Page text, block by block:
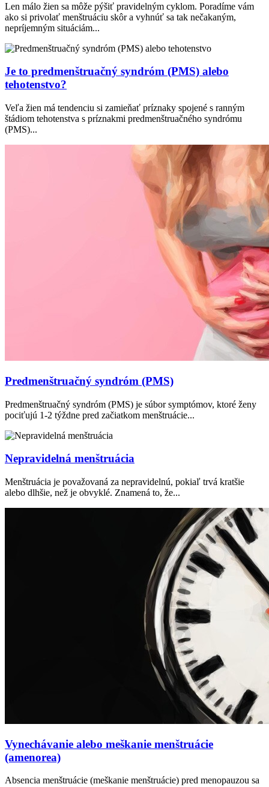
Len málo žien sa môže pýšiť pravidelným cyklom. Poradíme vám
ako si privolať menštruáciu skôr a vyhnúť sa tak nečakaným,
nepríjemným situáciám...
Je to predmenštruačný syndróm (PMS) alebo
tehotenstvo?
Veľa žien má tendenciu si zamieňať príznaky spojené s ranným
štádiom tehotenstva s príznakmi predmenštruačného syndrómu
(PMS)...
Predmenštruačný syndróm (PMS)
Predmenštruačný syndróm (PMS) je súbor symptómov, ktoré ženy
pociťujú 1-2 týždne pred začiatkom menštruácie...
Nepravidelná menštruácia
Menštruácia je považovaná za nepravidelnú, pokiaľ trvá kratšie
alebo dlhšie, než je obvyklé. Znamená to, že...
Vynechávanie alebo meškanie menštruácie
(amenorea)
Absencia menštruácie (meškanie menštruácie) pred menopauzou sa